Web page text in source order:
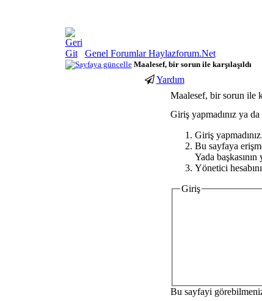
Genel Forumlar Haylazforum.Net
Maalesef, bir sorun ile karşılaşıldı
Yardım
Maalesef, bir sorun ile
Giriş yapmadınız ya
Giriş
Bu sayfaya
Yada
Yönetici
Giriş
Bu sayfayi